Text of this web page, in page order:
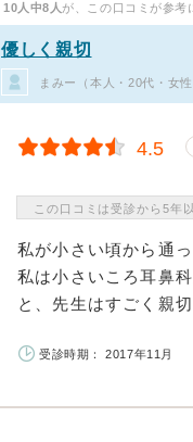
10人中8人 が、この口コミが参考
優しく親切
まみー（本人・20代・女
4.5
この口コミは受診から5年
私が小さい頃から通
私は小さいころ耳鼻
と、先生はすごく親
受診時期： 2017年11月